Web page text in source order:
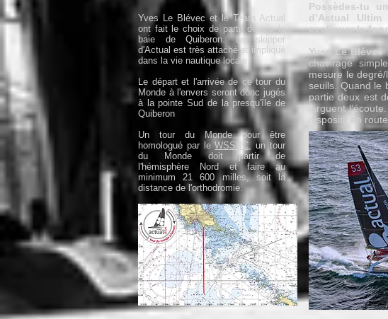
Yves Le Blévec et le Team Actual
ont fait le choix de partir depuis la
baie de Quiberon. Le skipper
d'Actual est très attaché et impliqué
dans la vie nautique locale.
Le départ et l'arrivée de ce tour du
Monde à l'envers seront donc jugés
à la pointe Sud de la presqu'île de
Quiberon
Un tour du Monde pour être
homologué par leWSSRC, un tour
du Monde doit partir de
l'hémisphère Nord et faire au
minimum 21 600 milles, soit la
distance de l'orthodromie.
Possèdes-tu
d’Actual
expliquer le
Yves Le Blévec:
chavirage
mesure le
seuils. Quand le
partie deux est
larguent
dispositif en